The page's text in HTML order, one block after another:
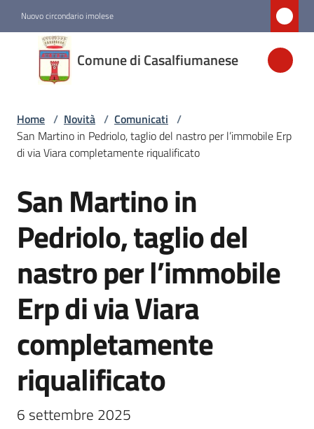
Nuovo circondario imolese
Comune di Casalfiumanese
Comune di
Casalfiumanese
Amministrazione
Casalfiumanese
5x1000
on-
Home / Novità / Comunicati /
San Martino in Pedriolo, taglio del nastro per l’immobile Erp
di via Viara completamente riqualificato
Salta al contenuto
San Martino in
Pedriolo, taglio del
nastro per l’immobile
Erp di via Viara
completamente
riqualificato
6 settembre 2025